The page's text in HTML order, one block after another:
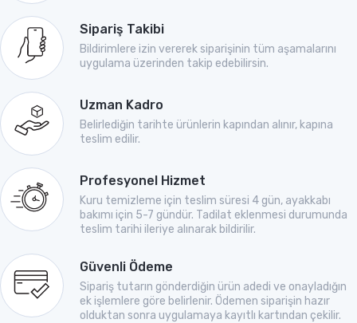
Sipariş Takibi
Bildirimlere izin vererek siparişinin tüm aşamalarını
uygulama üzerinden takip edebilirsin.
Uzman Kadro
Belirlediğin tarihte ürünlerin kapından alınır, kapına
teslim edilir.
Profesyonel Hizmet
Kuru temizleme için teslim süresi 4 gün, ayakkabı
bakımı için 5-7 gündür. Tadilat eklenmesi durumunda
teslim tarihi ileriye alınarak bildirilir.
Güvenli Ödeme
Sipariş tutarın gönderdiğin ürün adedi ve onayladığın
ek işlemlere göre belirlenir. Ödemen siparişin hazır
olduktan sonra uygulamaya kayıtlı kartından çekilir.